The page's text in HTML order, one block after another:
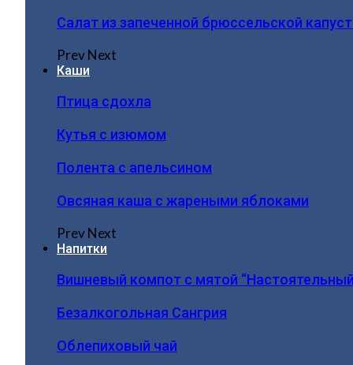
Салат из запеченной брюссельской
PrevNext
Каши
Птица сдохла
Кутья с изюмом
Полента с апельсином
Овсяная каша с жареными яблоками
PrevNext
Напитки
Вишневый компот с мятой
Безалкогольная Сангрия
Облепиховый чай